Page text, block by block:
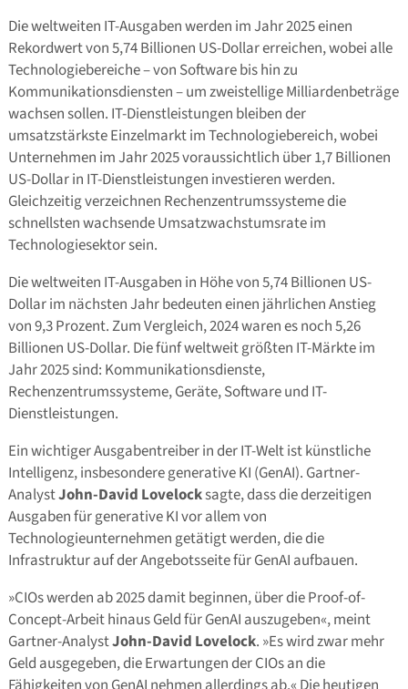
Die weltweiten IT-Ausgaben werden im Jahr 2025 einen
Rekordwert von 5,74 Billionen US-Dollar erreichen, wobei alle
Technologiebereiche – von Software bis hin zu
Kommunikationsdiensten – um zweistellige Milliardenbeträge
wachsen sollen. IT-Dienstleistungen bleiben der
umsatzstärkste Einzelmarkt im Technologiebereich, wobei
Unternehmen im Jahr 2025 voraussichtlich über 1,7 Billionen
US-Dollar in IT-Dienstleistungen investieren werden.
Gleichzeitig verzeichnen Rechenzentrumssysteme die
schnellsten wachsende Umsatzwachstumsrate im
Technologiesektor sein.
Die weltweiten IT-Ausgaben in Höhe von 5,74 Billionen US-
Dollar im nächsten Jahr bedeuten einen jährlichen Anstieg
von 9,3 Prozent. Zum Vergleich, 2024 waren es noch 5,26
Billionen US-Dollar. Die fünf weltweit größten IT-Märkte im
Jahr 2025 sind: Kommunikationsdienste,
Rechenzentrumssysteme, Geräte, Software und IT-
Dienstleistungen.
Ein wichtiger Ausgabentreiber in der IT-Welt ist künstliche
Intelligenz, insbesondere generative KI (GenAI). Gartner-
AnalystJohn-David Lovelocksagte, dass die derzeitigen
Ausgaben für generative KI vor allem von
Technologieunternehmen getätigt werden, die die
Infrastruktur auf der Angebotsseite für GenAI aufbauen.
»CIOs werden ab 2025 damit beginnen, über die Proof-of-
Concept-Arbeit hinaus Geld für GenAI auszugeben«, meint
Gartner-AnalystJohn-David Lovelock. »Es wird zwar mehr
Geld ausgegeben, die Erwartungen der CIOs an die